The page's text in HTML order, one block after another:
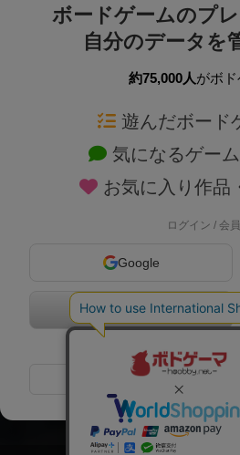
ボードゲームのプレ
自分のデータを
約75,000人がボド
遊んだボード
気になるゲー
お気に入り作品
ログイン / 会
Google
Apple
ボードゲームを検索する
ボードゲームの新着レビュー
ボドとも・会員一覧
ボードゲーム業界コラム
ボドゲーマご利用案内